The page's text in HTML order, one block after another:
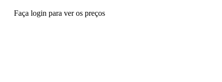
Faça login para ver os preços